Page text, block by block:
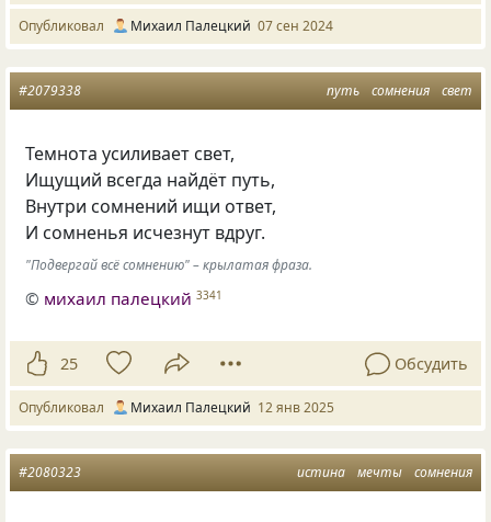
Опубликовал Михаил Палецкий 07 сен 2024
путь сомнения свет
#2079338
Темнота усиливает свет,
Ищущий всегда найдёт путь,
Внутри сомнений ищи ответ,
И сомненья исчезнут вдруг.
"Подвергай всё сомнению" – крылатая фраза.
© михаил палецкий 3341
25 Обсудить
Опубликовал Михаил Палецкий 12 янв 2025
истина мечты сомнения
#2080323